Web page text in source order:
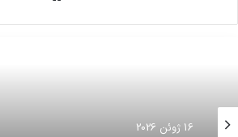
16 ژوئن 2026